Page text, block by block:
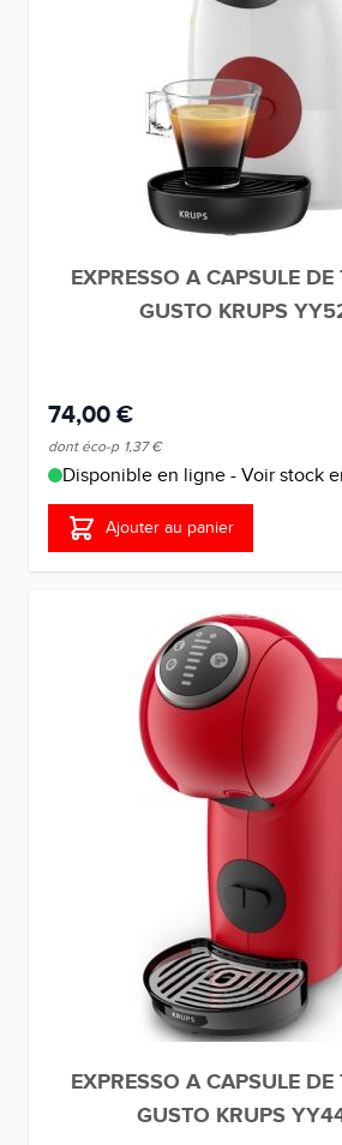
EXPRESSO A CAPSULE DE
GUSTO KRUPS
74,00 €
dont éco-p 1,37 €
Disponible en ligne - Voir stock
Ajouter au panier
EXPRESSO A CAPSULE DE
GUSTO KRUPS